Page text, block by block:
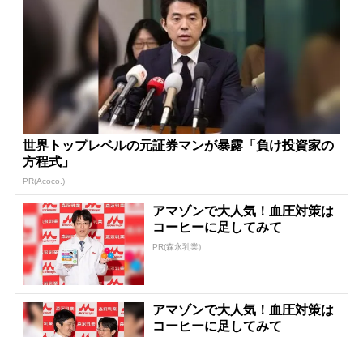
世界トップレベルの元証券マンが暴露「負け投資家の
方程式」
PR(Acoco.)
アマゾンで大人気！血圧対策は
コーヒーに足してみて
PR(森永乳業)
アマゾンで大人気！血圧対策は
コーヒーに足してみて